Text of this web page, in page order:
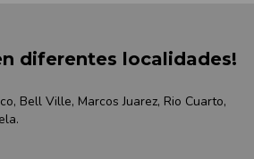
diferentes localidades!
Bell Ville, Marcos Juarez, Rio Cuarto,